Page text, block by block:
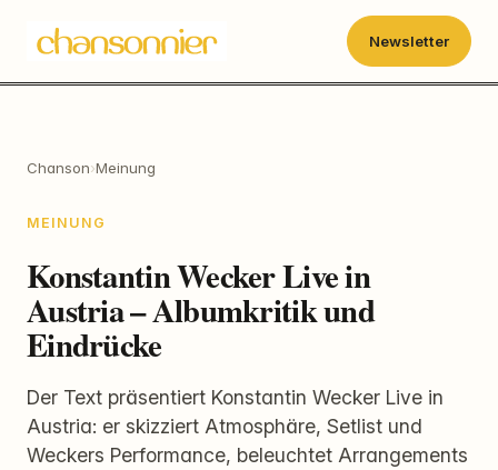
Newsletter
Chanson›Meinung
MEINUNG
Konstantin Wecker Live in
Austria – Albumkritik und
Eindrücke
Der Text präsentiert Konstantin Wecker Live in
Austria: er skizziert Atmosphäre, Setlist und
Weckers Performance, beleuchtet Arrangements